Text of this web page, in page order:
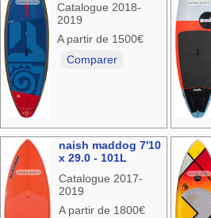
Catalogue 2018-
2019
A partir de 1500€
Comparer
naish maddog 7'10
x 29.0 - 101L
Catalogue 2017-
2019
A partir de 1800€